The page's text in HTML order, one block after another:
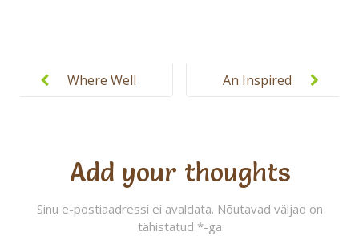
navigationWhere Well
Well
Educated
An Inspired
Add your thoughts
Sinu e-postiaadressi ei avaldata. Nõutavad väljad on
tähistatud *-ga